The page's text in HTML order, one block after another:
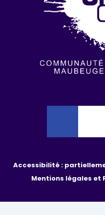
Accessibilité :
Mentions légales et